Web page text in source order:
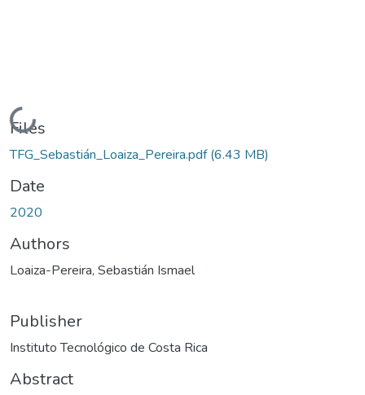
Loading...
Files
TFG_Sebastián_Loaiza_Pereira.pdf(6.43 MB)
Date
2020
Authors
Loaiza-Pereira, Sebastián Ismael
Publisher
Instituto Tecnológico de Costa Rica
Abstract